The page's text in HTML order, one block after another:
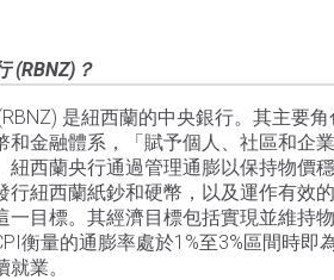
(RBNZ)？
是紐西蘭的中央銀行。其主要
和金融體系，「賦予個人、社區和企
紐西蘭央行通過管理通膨以保持物價
行紐西蘭紙鈔和硬幣，以及運作有效
一目標。其經濟目標包括實現並維持
衡量的通膨率處於1%至3%區間時即
業。